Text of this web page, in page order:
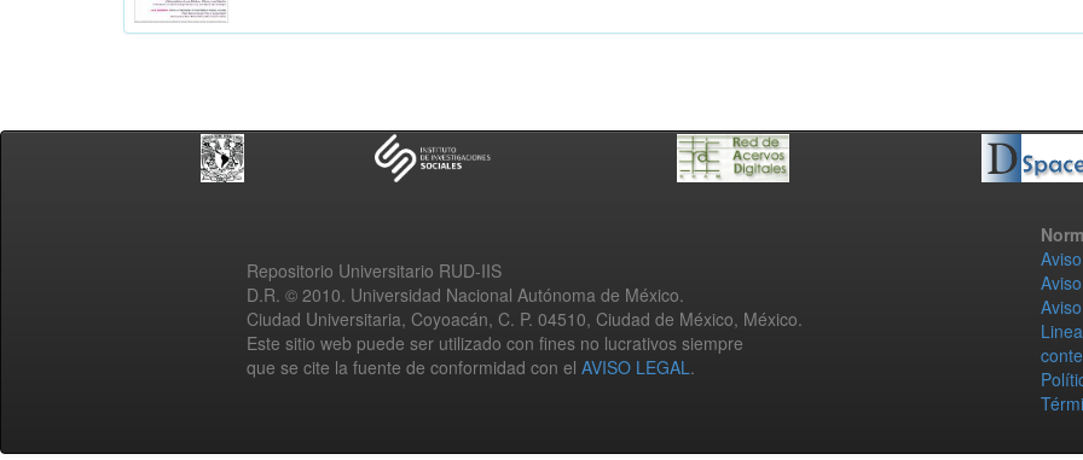
Repositorio Universitario RUD-IIS
D.R. © 2010. Universidad Nacional Autónoma de México.
Ciudad Universitaria, Coyoacán, C. P. 04510, Ciudad de México, México.
Este sitio web puede ser utilizado con fines no lucrativos siempre
que se cite la fuente de conformidad con el AVISO LEGAL.